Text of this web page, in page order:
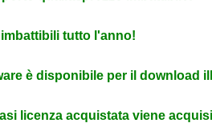
imbattibili tutto l'anno!
è disponibile per il download
licenza acquistata viene